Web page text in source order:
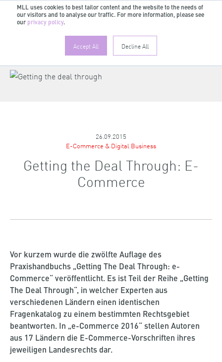
MLL uses cookies to best tailor content and the website to the needs of
our visitors and to analyse our traffic. For more information, please see
our privacy policy.
Accept All Decline All
26.09.2015
E-Commerce & Digital Business
Getting the Deal Through: E-
Commerce
Vor kurzem wurde die zwölfte Auflage des
Praxishandbuchs „Getting The Deal Through: e-
Commerce“ veröffentlicht. Es ist Teil der Reihe „Getting
The Deal Through“, in welcher Experten aus
verschiedenen Ländern einen identischen
Fragenkatalog zu einem bestimmten Rechtsgebiet
beantworten. In „e-Commerce 2016“ stellen Autoren
aus 17 Ländern die E-Commerce-Vorschriften ihres
jeweiligen Landesrechts dar.